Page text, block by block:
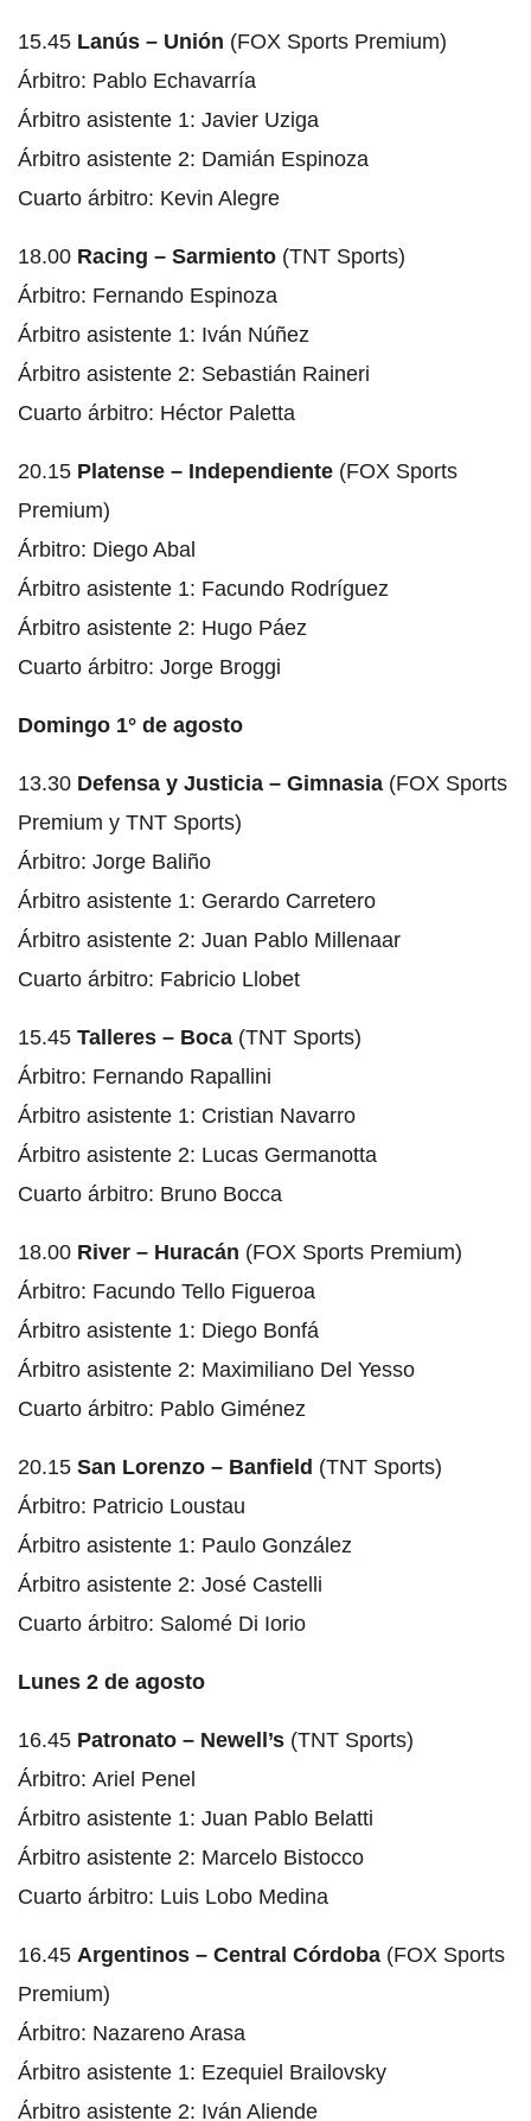
15.45 Lanús – Unión (FOX Sports Premium)
Árbitro: Pablo Echavarría
Árbitro asistente 1: Javier Uziga
Árbitro asistente 2: Damián Espinoza
Cuarto árbitro: Kevin Alegre
18.00 Racing – Sarmiento (TNT Sports)
Árbitro: Fernando Espinoza
Árbitro asistente 1: Iván Núñez
Árbitro asistente 2: Sebastián Raineri
Cuarto árbitro: Héctor Paletta
20.15 Platense – Independiente (FOX Sports
Premium)
Árbitro: Diego Abal
Árbitro asistente 1: Facundo Rodríguez
Árbitro asistente 2: Hugo Páez
Cuarto árbitro: Jorge Broggi
Domingo 1° de agosto
13.30 Defensa y Justicia – Gimnasia (FOX Sports
Premium y TNT Sports)
Árbitro: Jorge Baliño
Árbitro asistente 1: Gerardo Carretero
Árbitro asistente 2: Juan Pablo Millenaar
Cuarto árbitro: Fabricio Llobet
15.45 Talleres – Boca (TNT Sports)
Árbitro: Fernando Rapallini
Árbitro asistente 1: Cristian Navarro
Árbitro asistente 2: Lucas Germanotta
Cuarto árbitro: Bruno Bocca
18.00 River – Huracán (FOX Sports Premium)
Árbitro: Facundo Tello Figueroa
Árbitro asistente 1: Diego Bonfá
Árbitro asistente 2: Maximiliano Del Yesso
Cuarto árbitro: Pablo Giménez
20.15 San Lorenzo – Banfield (TNT Sports)
Árbitro: Patricio Loustau
Árbitro asistente 1: Paulo González
Árbitro asistente 2: José Castelli
Cuarto árbitro: Salomé Di Iorio
Lunes 2 de agosto
16.45 Patronato – Newell’s (TNT Sports)
Árbitro: Ariel Penel
Árbitro asistente 1: Juan Pablo Belatti
Árbitro asistente 2: Marcelo Bistocco
Cuarto árbitro: Luis Lobo Medina
16.45 Argentinos – Central Córdoba (FOX Sports
Premium)
Árbitro: Nazareno Arasa
Árbitro asistente 1: Ezequiel Brailovsky
Árbitro asistente 2: Iván Aliende